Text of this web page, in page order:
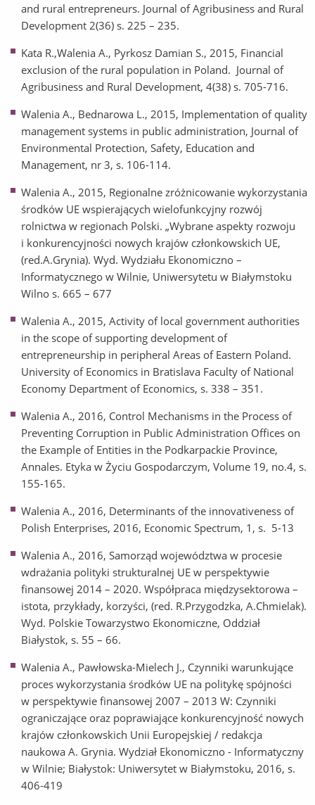
and rural entrepreneurs. Journal of Agribusiness and Rural
Development 2(36) s. 225 – 235.
Kata R.,Walenia A., Pyrkosz Damian S., 2015, Financial
exclusion of the rural population in Poland. Journal of
Agribusiness and Rural Development, 4(38) s. 705-716.
Walenia A., Bednarowa L., 2015, Implementation of quality
management systems in public administration, Journal of
Environmental Protection, Safety, Education and
Management, nr 3, s. 106-114.
Walenia A., 2015, Regionalne zróżnicowanie wykorzystania
środków UE wspierających wielofunkcyjny rozwój
rolnictwa w regionach Polski. „Wybrane aspekty rozwoju
i konkurencyjności nowych krajów członkowskich UE,
(red.A.Grynia). Wyd. Wydziału Ekonomiczno –
Informatycznego w Wilnie, Uniwersytetu w Białymstoku
Wilno s. 665 – 677
Walenia A., 2015, Activity of local government authorities
in the scope of supporting development of
entrepreneurship in peripheral Areas of Eastern Poland.
University of Economics in Bratislava Faculty of National
Economy Department of Economics, s. 338 – 351.
Walenia A., 2016, Control Mechanisms in the Process of
Preventing Corruption in Public Administration Offices on
the Example of Entities in the Podkarpackie Province,
Annales. Etyka w Życiu Gospodarczym, Volume 19, no.4, s.
155-165.
Walenia A., 2016, Determinants of the innovativeness of
Polish Enterprises, 2016, Economic Spectrum, 1, s. 5-13
Walenia A., 2016, Samorząd województwa w procesie
wdrażania polityki strukturalnej UE w perspektywie
finansowej 2014 – 2020. Współpraca międzysektorowa –
istota, przykłady, korzyści, (red. R.Przygodzka, A.Chmielak).
Wyd. Polskie Towarzystwo Ekonomiczne, Oddział
Białystok, s. 55 – 66.
Walenia A., Pawłowska-Mielech J., Czynniki warunkujące
proces wykorzystania środków UE na politykę spójności
w perspektywie finansowej 2007 – 2013 W: Czynniki
ograniczające oraz poprawiające konkurencyjność nowych
krajów członkowskich Unii Europejskiej / redakcja
naukowa A. Grynia. Wydział Ekonomiczno - Informatyczny
w Wilnie; Białystok: Uniwersytet w Białymstoku, 2016, s.
406-419